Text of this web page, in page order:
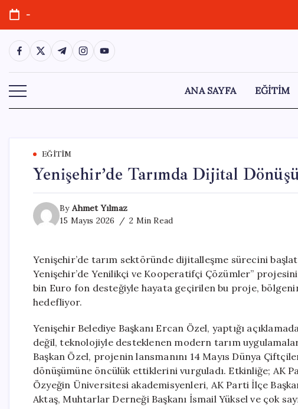
Skip
content
-
https://www.facebook.com/
https://twitter.com/
https://t.me/
https://www.instagram.com/
https://youtube.com/
ANA SAYFA EĞİTİM
EĞITIM
Yenişehir’de Tarımda Dijital
By Ahmet Yılmaz
15 Mayıs 2026
2 Min Read
Yenişehir’de tarım sektöründe dijitalleşme sürecini
Yenişehir’de Yenilikçi ve Kooperatifçi Çözümler”
bin Euro fon desteğiyle hayata geçirilen bu proje,
hedefliyor.
Yenişehir Belediye Başkanı Ercan Özel, yaptığı
değil, teknolojiyle desteklenen modern tarım
Başkan Özel, projenin lansmanını 14 Mayıs Dünya
dönüşümüne öncülük ettiklerini vurguladı. Etkinliğe; AK
Özyeğin Üniversitesi akademisyenleri, AK Parti İlçe
Aktaş, Muhtarlar Derneği Başkanı İsmail Yüksel ve çok